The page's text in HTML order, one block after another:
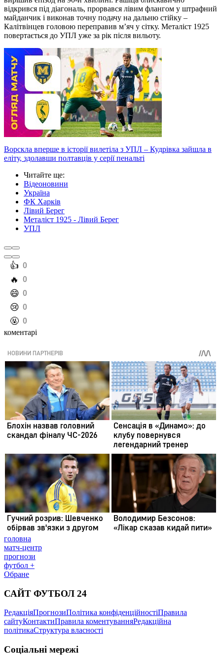
відкрився під діагональ, прорвався лівим флангом у штрафний
майданчик і виконав точну подачу на дальню стійку –
Калітвінцев головою переправив м’яч у сітку. Металіст 1925
повертається до УПЛ уже за рік після вильоту.
Ворскла вперше в історії вилетіла з УПЛ – Кудрівка зайшла в
еліту, здолавши полтавців у серії пенальті
Читайте ще:
Відеоновини
Україна
ФК Харків
Лівий Берег
Металіст 1925 - Лівий Берег
УПЛ
️👍 0
️🔥 0
️😄 0
️😢 0
️🤬 0
коментарі
головна
матч-центр
прогнози
футбол +
Обране
САЙТ ФУТБОЛ 24
РедакціяПрогнозиПолітика конфіденційностіПравила
сайтуКонтактиПравила коментуванняРедакційна
політикаСтруктура власності
Соціальні мережі